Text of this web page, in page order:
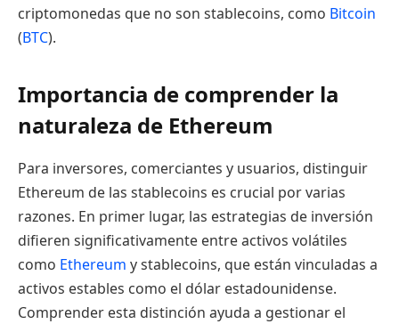
criptomonedas que no son stablecoins, como Bitcoin
(BTC).
Importancia de comprender la
naturaleza de Ethereum
Para inversores, comerciantes y usuarios, distinguir
Ethereum de las stablecoins es crucial por varias
razones. En primer lugar, las estrategias de inversión
difieren significativamente entre activos volátiles
como Ethereum y stablecoins, que están vinculadas a
activos estables como el dólar estadounidense.
Comprender esta distinción ayuda a gestionar el